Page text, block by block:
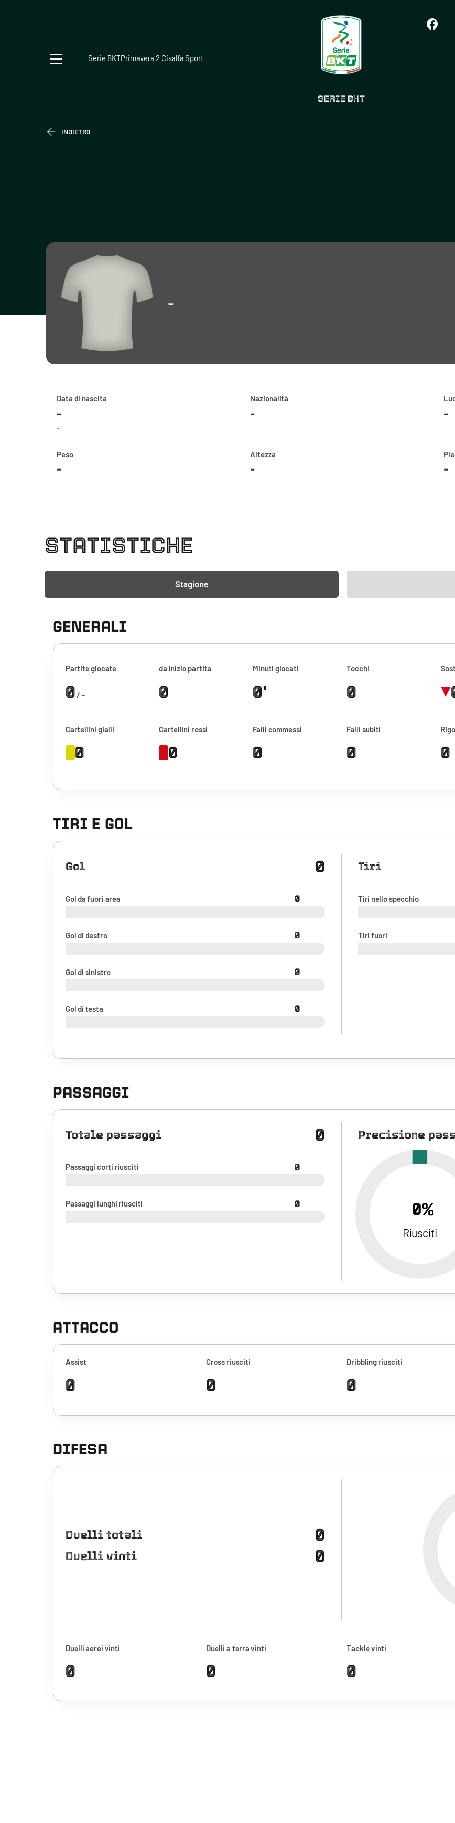
SERIE BKT
Serie BKTPrimavera 2 Cisalfa Sport
INDIETRO
-
Data di nascita
-
-
Nazionalità
- -
Peso
-
Altezza
- -
STATISTICHE
Stagione
GENERALI
Partite giocate
0 / -
da inizio partita
0
Minuti giocati
0'
Tocchi
0
Cartellini gialli
0
Cartellini rossi
0
Falli commessi
0
Falli subiti
0 0
TIRI E GOL
Gol 0
Gol da fuori area 0
Gol di destro 0
Gol di sinistro 0
Gol di testa 0
Tiri
Tiri nello specchio
Tiri fuori
PASSAGGI
Totale passaggi 0
Passaggi corti riusciti 0
Passaggi lunghi riusciti 0
Precisione
0%
Riusciti
ATTACCO
Assist
0
Cross riusciti
0
Dribbling riusciti
0
DIFESA
Duelli totali 0
Duelli vinti 0
Duelli aerei vinti
0
Duelli a terra vinti
0
Tackle vinti
0